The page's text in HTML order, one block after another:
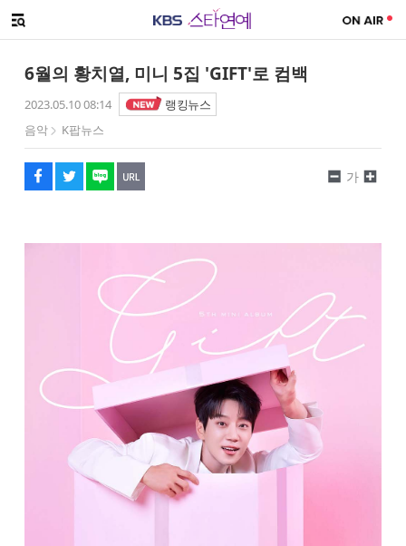
메뉴 열기
6월의 황치열, 미니 5집 'GIFT'로 컴백
2023.05.10 08:14
랭킹뉴스
음악
K팝뉴스
페이스북
트위터
네이버
URL복사
글씨 작게보기
가
글씨 크게보기